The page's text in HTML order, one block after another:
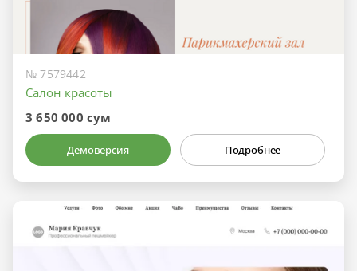
№ 7579442
Салон красоты
3 650 000 сум
Демоверсия Подробнее